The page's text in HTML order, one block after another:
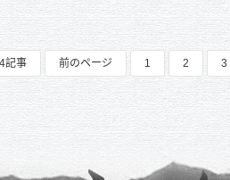
記事 前のページ 1 2 3